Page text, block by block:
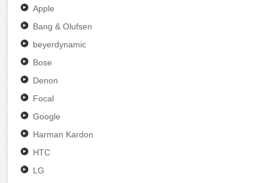
Apple
Bang & Olufsen
beyerdynamic
Bose
Denon
Focal
Google
Harman Kardon
HTC
LG